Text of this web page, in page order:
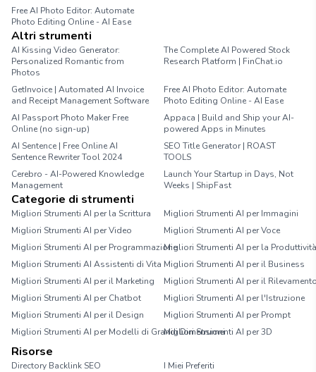
Free AI Photo Editor: Automate
Photo Editing Online - AI Ease
Altri strumenti
AI Kissing Video Generator:
Personalized Romantic from
Photos
The Complete AI Powered Stock
Research Platform | FinChat.io
GetInvoice | Automated AI Invoice
and Receipt Management Software
Free AI Photo Editor: Automate
Photo Editing Online - AI Ease
AI Passport Photo Maker Free
Online (no sign-up)
Appaca | Build and Ship your AI-
powered Apps in Minutes
AI Sentence | Free Online AI
Sentence Rewriter Tool 2024
SEO Title Generator | ROAST
TOOLS
Cerebro - AI-Powered Knowledge
Management
Launch Your Startup in Days, Not
Weeks | ShipFast
Categorie di strumenti
Migliori Strumenti AI per la Scrittura
Migliori Strumenti AI per Immagini
Migliori Strumenti AI per Video
Migliori Strumenti AI per Voce
Migliori Strumenti AI per ProgrammazioneMigliori Strumenti AI per la Produttività
Migliori Strumenti AI Assistenti di Vita Migliori Strumenti AI per il Business
Migliori Strumenti AI per il Marketing
Migliori Strumenti AI per il
Migliori Strumenti AI per Chatbot
Migliori Strumenti AI per l'Istruzione
Migliori Strumenti AI per il Design
Migliori Strumenti AI per Prompt
Migliori Strumenti AI per Modelli di Grandi Dimensioni
Migliori Strumenti AI per 3D
Risorse
Directory Backlink SEO
I Miei Preferiti